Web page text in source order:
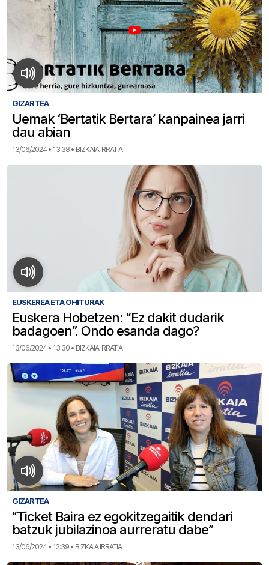
GIZARTEA
Uemak ‘Bertatik Bertara’ kanpainea jarri
dau abian
13/06/2024 • 13:38 • BIZKAIA IRRATIA
EUSKEREA ETA OHITURAK
Euskera Hobetzen: “Ez dakit dudarik
badagoen”. Ondo esanda dago?
13/06/2024 • 13:30 • BIZKAIA IRRATIA
GIZARTEA
“Ticket Baira ez egokitzegaitik dendari
batzuk jubilazinoa aurreratu dabe”
13/06/2024 • 12:39 • BIZKAIA IRRATIA